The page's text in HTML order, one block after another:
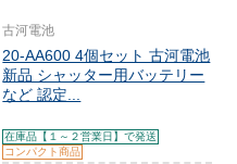
古河電池
20-AA600 4個セット 古河電池
新品 シャッター用バッテリー
など 認定...
在庫品【１～２営業日】で発送
コンパクト商品